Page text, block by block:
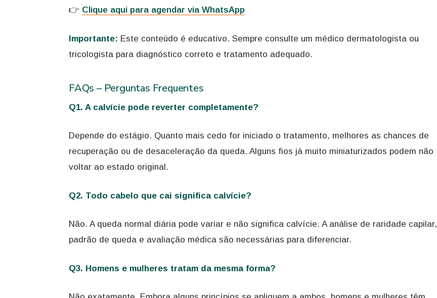
👉 Clique aqui para agendar via WhatsApp
Importante: Este conteúdo é educativo. Sempre consulte um médico dermatologista ou
tricologista para diagnóstico correto e tratamento adequado.
FAQs – Perguntas Frequentes
Q1. A calvície pode reverter completamente?
Depende do estágio. Quanto mais cedo for iniciado o tratamento, melhores as chances de
recuperação ou de desaceleração da queda. Alguns fios já muito miniaturizados podem não
voltar ao estado original.
Q2. Todo cabelo que cai significa calvície?
Não. A queda normal diária pode variar e não significa calvície. A análise de raridade capilar,
padrão de queda e avaliação médica são necessárias para diferenciar.
Q3. Homens e mulheres tratam da mesma forma?